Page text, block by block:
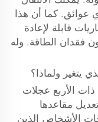
كما أن هذا
قابلة لإعادة
فقدان الطاقة. وله
يتغير ولماذا؟
الأربع عجلات
مقاعدها
الأشخاص الذين